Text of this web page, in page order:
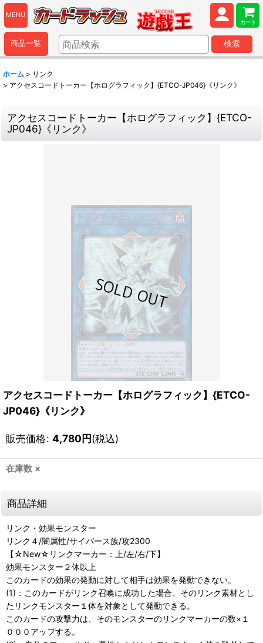
MENU
カート
商品一覧 検索
ホーム > リンク
> アクセスコードトーカー【ホログラフィック】{ETCO-JP046}《リンク》
アクセスコードトーカー【ホログラフィック】{ETCO-
JP046}《リンク》
アクセスコードトーカー【ホログラフィック】{ETCO-
JP046}《リンク》
販売価格: 4,780円(税込)
在庫数 ×
商品詳細
リンク・効果モンスター
リンク４/闇属性/サイバース族/攻2300
【☆New☆リンクマーカー：上/左/右/下】
効果モンスター２体以上
このカードの効果の発動に対して相手は効果を発動できない。
(1)：このカードがリンク召喚に成功した場合、そのリンク素材とし
たリンクモンスター１体を対象として発動できる。
このカードの攻撃力は、そのモンスターのリンクマーカーの数×１
０００アップする。